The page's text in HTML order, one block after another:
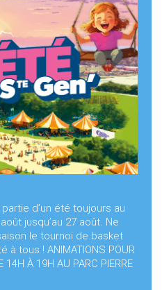
d’un été toujours au
jusqu’au 27 août. Ne
le tournoi de basket
tous ! ANIMATIONS POUR
À 19H AU PARC PIERRE